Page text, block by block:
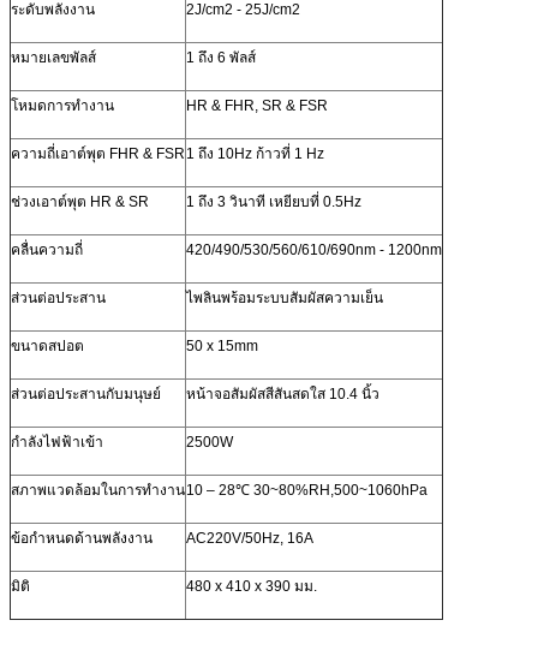
ระดับพลังงาน 2J/cm2 - 25J/cm2
หมายเลขพัลส์ 1 ถึง 6 พัลส์
โหมดการทำงาน HR & FHR, SR & FSR
ความถี่เอาต์พุต FHR & FSR 1 ถึง 10Hz ก้าวที่ 1 Hz
ช่วงเอาต์พุต HR & SR 1 ถึง 3 วินาที เหยียบที่ 0.5Hz
คลื่นความถี่ 420/490/530/560/610/690nm - 1200nm
ส่วนต่อประสาน ไพลินพร้อมระบบสัมผัสความเย็น
ขนาดสปอต 50 x 15mm
ส่วนต่อประสานกับมนุษย์ หน้าจอสัมผัสสีสันสดใส 10.4 นิ้ว
กำลังไฟฟ้าเข้า 2500W
สภาพแวดล้อมในการทำงาน10 – 28℃ 30~80%RH,500~1060hPa
ข้อกำหนดด้านพลังงาน AC220V/50Hz, 16A
มิติ 480 x 410 x 390 มม.